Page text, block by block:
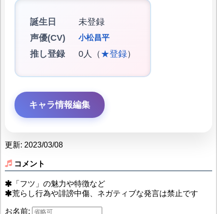
誕生日
未登録
声優(CV)
小松昌平
推し登録 0人（ ★登録）
キャラ情報編集
更新: 2023/03/08
コメント
「フツ」の魅力や特徴など
荒らし行為や誹謗中傷、ネガティブな発言は禁止です
お名前: